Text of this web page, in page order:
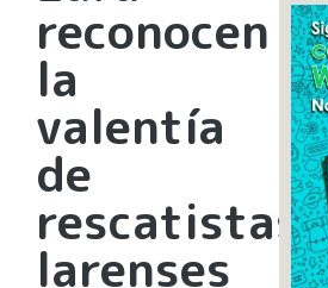
reconocen
la
valentía
de
rescatistas
larenses